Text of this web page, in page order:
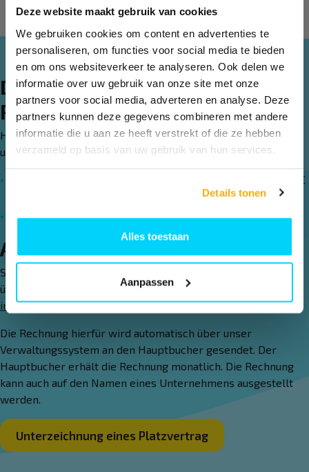
Deze website maakt gebruik van cookies
We gebruiken cookies om content en advertenties te
personaliseren, om functies voor social media te bieden
en om ons websiteverkeer te analyseren. Ook delen we
informatie over uw gebruik van onze site met onze
partners voor social media, adverteren en analyse. Deze
partners kunnen deze gegevens combineren met andere
informatie die u aan ze heeft verstrekt of die ze hebben
verzameld op basis van uw gebruik van hun services.
Details tonen
Alles toestaan
Aanpassen
Die Konditionen eines
Platzvertrag
Hierbei wird zwischen Nebenzeiten und Hauptzeiten
unterschieden.
Der Tarif für Montag bis Freitag bis 16:00 Uhr beträgt 150 €
Der Preis für alle anderen Zeiten beträgt 190 € pro Monat.
Abschluss eines Platzvertrag
Sind Sie an einem Platzvertrag interessiert? Sie können sich
über die folgende E-Mail-Adresse bei uns anmelden:
info@padelclubnederland.nl .
Die Rechnung hierfür wird automatisch über unser
Verwaltungssystem an den Hauptbucher gesendet. Der
Hauptbucher erhält die Rechnung monatlich. Die Rechnung
kann auch auf den Namen eines Unternehmens ausgestellt
werden.
Unterzeichnung eines Platzvertrag